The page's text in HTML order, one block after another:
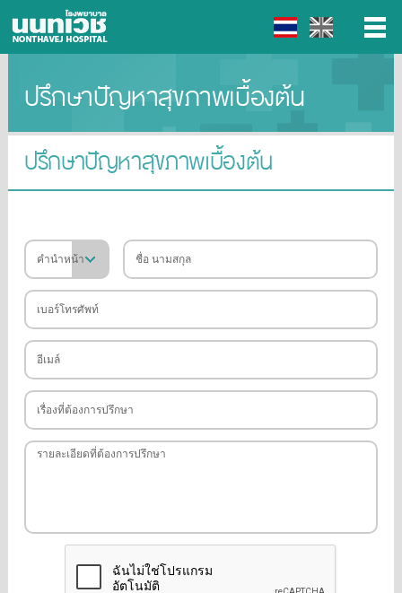
▼
ปรึกษาปัญหาสุขภาพเบื้องต้น
ปรึกษาปัญหาสุขภาพเบื้องต้น